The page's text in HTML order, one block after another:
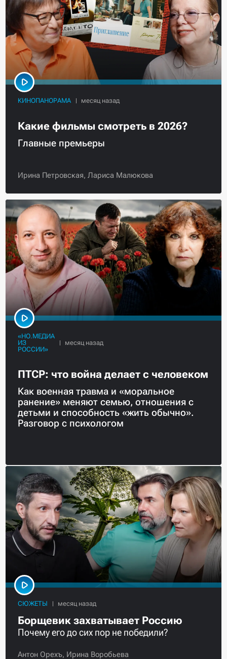
КИНОПАНОРАМА
Какие фильмы смотреть в 2026?
Главные премьеры
Ирина Петровская, Лариса Малюкова
«НО.МЕДИА
ИЗ
РОССИИ»
ПТСР: что война делает с человеком
Как военная травма и «моральное
ранение» меняют семью, отношения с
детьми и способность «жить обычно».
Разговор с психологом
СЮЖЕТЫ
Борщевик захватывает Россию
Почему его до сих пор не победили?
Антон Орехъ, Ирина Воробьева